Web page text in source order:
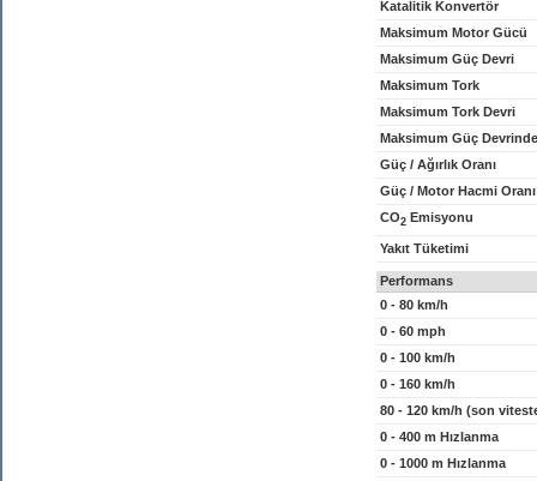
Katalitik Konvertör
Maksimum Motor Gücü
Maksimum Güç Devri
Maksimum Tork
Maksimum Tork Devri
Maksimum Güç
Güç / Ağırlık Oranı
Güç / Motor Hacmi Oranı
CO2 Emisyonu
Yakıt Tüketimi
Performans
0 - 80 km/h
0 - 60 mph
0 - 100 km/h
0 - 160 km/h
80 - 120 km/h (son
0 - 400 m Hızlanma
0 - 1000 m Hızlanma